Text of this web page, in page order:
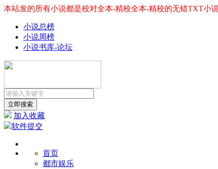
本站发的所有小说都是校对全本-精校全本-精校的无错TXT小
小说总榜
小说周榜
小说书库-论坛
加入收藏
软件提交
首页
都市娱乐